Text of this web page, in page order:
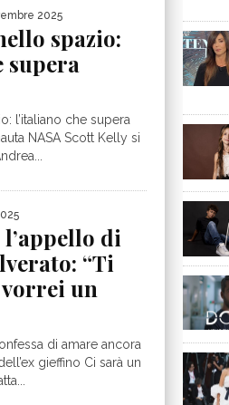
2025
spazio:
supera
l’italiano che supera
NASA Scott Kelly si
di
“Ti
un
di amare ancora
gieffino Ci sarà un